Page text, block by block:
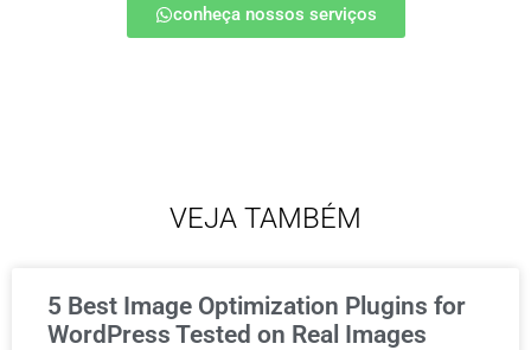
conheça nossos serviços
VEJA TAMBÉM
5 Best Image Optimization Plugins for
WordPress Tested on Real Images